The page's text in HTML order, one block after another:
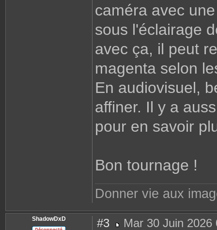
caméra avec
sous l'éclairage
avec ça, il peut
magenta selon
En audiovisuel,
affiner. Il y a
pour en savoir
Bon tournage !
Donner vie aux
ShadowDxD #3 Mar 30 Juin 2026